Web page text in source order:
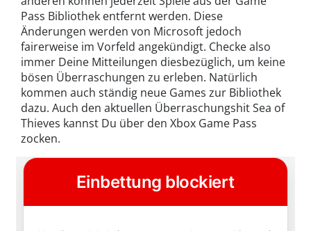
Pass Bibliothek entfernt werden. Diese
Änderungen werden von Microsoft jedoch
fairerweise im Vorfeld angekündigt. Checke also
immer Deine Mitteilungen diesbezüglich, um keine
bösen Überraschungen zu erleben. Natürlich
kommen auch ständig neue Games zur Bibliothek
dazu. Auch den aktuellen Überraschungshit Sea of
Thieves kannst Du über den Xbox Game Pass
zocken.